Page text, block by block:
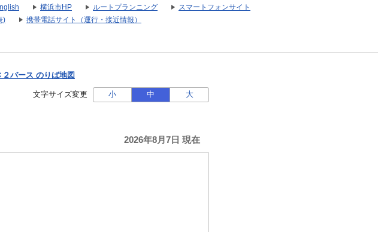
横浜市HP ルートプランニング
スマートフォンサイト
) 携帯電話サイト（運行・接近情報）
２バース のりば地図
文字サイズ変更 小 中 大
2026年8月7日 現在